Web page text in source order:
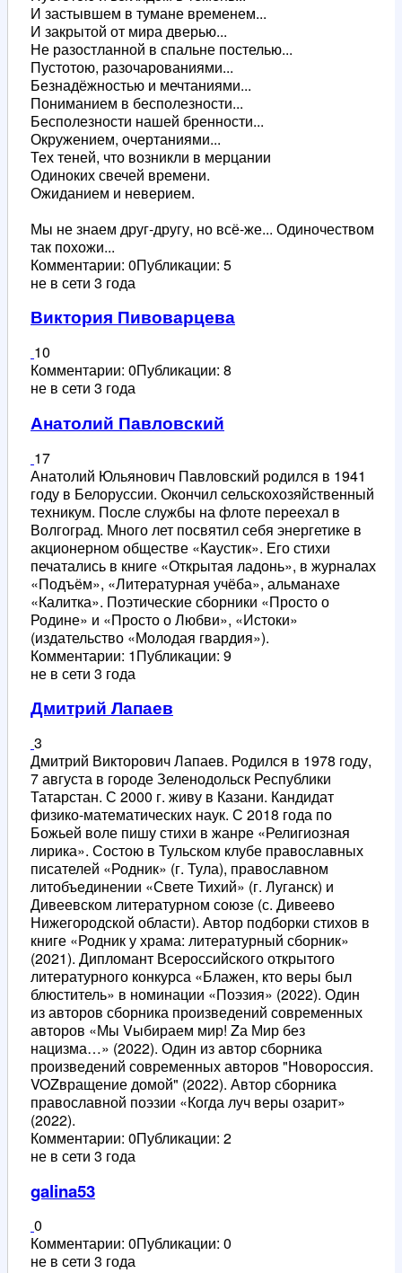
И застывшем в тумане временем...
И закрытой от мира дверью...
Не разостланной в спальне постелью...
Пустотою, разочарованиями...
Безнадёжностью и мечтаниями...
Пониманием в бесполезности...
Бесполезности нашей бренности...
Окружением, очертаниями...
Тех теней, что возникли в мерцании
Одиноких свечей времени.
Ожиданием и неверием.
Мы не знаем друг-другу, но всё-же... Одиночеством
так похожи...
Комментарии: 0Публикации: 5
не в сети 3 года
Виктория Пивоварцева
10
Комментарии: 0Публикации: 8
не в сети 3 года
Анатолий Павловский
17
Анатолий Юльянович Павловский родился в 1941
году в Белоруссии. Окончил сельскохозяйственный
техникум. После службы на флоте переехал в
Волгоград. Много лет посвятил себя энергетике в
акционерном обществе «Каустик». Его стихи
печатались в книге «Открытая ладонь», в журналах
«Подъём», «Литературная учёба», альманахе
«Калитка». Поэтические сборники «Просто о
Родине» и «Просто о Любви», «Истоки»
(издательство «Молодая гвардия»).
Комментарии: 1Публикации: 9
не в сети 3 года
Дмитрий Лапаев
3
Дмитрий Викторович Лапаев. Родился в 1978 году,
7 августа в городе Зеленодольск Республики
Татарстан. С 2000 г. живу в Казани. Кандидат
физико-математических наук. С 2018 года по
Божьей воле пишу стихи в жанре «Религиозная
лирика». Состою в Тульском клубе православных
писателей «Родник» (г. Тула), православном
литобъединении «Свете Тихий» (г. Луганск) и
Дивеевском литературном союзе (с. Дивеево
Нижегородской области). Автор подборки стихов в
книге «Родник у храма: литературный сборник»
(2021). Дипломант Всероссийского открытого
литературного конкурса «Блажен, кто веры был
блюститель» в номинации «Поэзия» (2022). Один
из авторов сборника произведений современных
авторов «Мы Vыбираем мир! Zа Мир без
нацизма…» (2022). Один из автор сборника
произведений современных авторов "Новороссия.
VOZвращение домой" (2022). Автор сборника
православной поэзии «Когда луч веры озарит»
(2022).
Комментарии: 0Публикации: 2
не в сети 3 года
galina53
0
Комментарии: 0Публикации: 0
не в сети 3 года